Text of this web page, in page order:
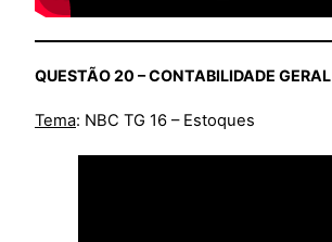
QUESTÃO 20 – CONTABILIDADE GERAL
Tema: NBC TG 16 – Estoques